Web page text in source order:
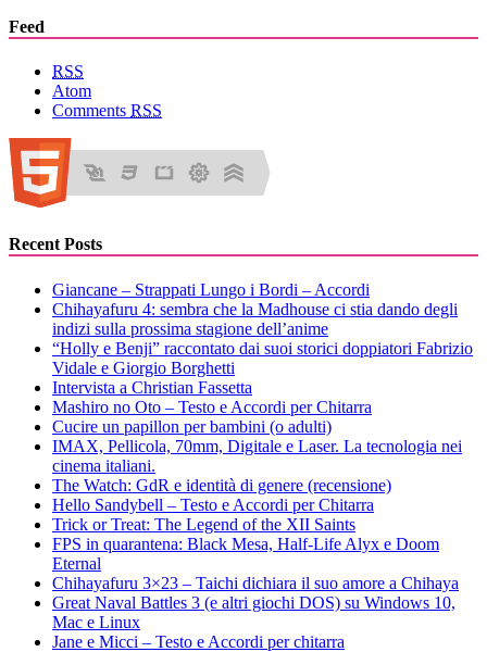
Feed
RSS
Atom
Comments RSS
Recent Posts
Giancane – Strappati Lungo i Bordi – Accordi
Chihayafuru 4: sembra che la Madhouse ci stia dando degli
indizi sulla prossima stagione dell’anime
“Holly e Benji” raccontato dai suoi storici doppiatori Fabrizio
Vidale e Giorgio Borghetti
Intervista a Christian Fassetta
Mashiro no Oto – Testo e Accordi per Chitarra
Cucire un papillon per bambini (o adulti)
IMAX, Pellicola, 70mm, Digitale e Laser. La tecnologia nei
cinema italiani.
The Watch: GdR e identità di genere (recensione)
Hello Sandybell – Testo e Accordi per Chitarra
Trick or Treat: The Legend of the XII Saints
FPS in quarantena: Black Mesa, Half-Life Alyx e Doom
Eternal
Chihayafuru 3×23 – Taichi dichiara il suo amore a Chihaya
Great Naval Battles 3 (e altri giochi DOS) su Windows 10,
Mac e Linux
Jane e Micci – Testo e Accordi per chitarra